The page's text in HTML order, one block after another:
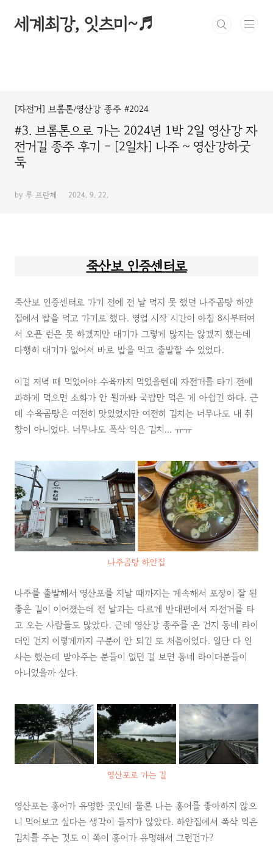
세계최강, 잇츠미~♬
[자전거] 브롬톤/영산강 종주 #2024
#3. 브롬톤으로 가는 2024년 1박 2일 영산강 자
전거길 종주 후기 - [2일차] 나주 ~ 영산강하굿
둑
by 루 프란체 2024. 9. 22.
죽산보 인증센터로
죽산보 인증센터로 가기 전에 전 날 먹지 못 했던 나주곰탕 하얀
집에서 밥을 먹고 가기로 했다. 영업 시작 시간이 아침 8시부터여
서 오픈 런은 못 하겠지만 대기가 그렇게 많지는 않겠지 했는데
다행히 대기가 없어서 바로 밥을 먹고 출발할 수 있었다.
이걸 저녁 때 먹었어야 수육까지 먹었을텐데 자전거를 타기 전에
과하게 먹으면 소화가 안 될까봐 국밥만 먹은 게 아쉽긴 하다. 근
데 수육곰탕은 여전히 맛있었지만 여전히 김치는 너무나도 내 취
향이 아니었다. 너무나도 폭삭 익은 김치... ㅠㅠ
나주곰탕 하얀집
나주를 출발해서 영산포를 지날 때까지는 계속해서 포장이 잘 된
좋은 길이 이어졌는데 전 날과는 다르게 반대편에서 자전거를 타
고 오는 사람들도 많았다. 근데 영산강 종주를 온 건지 동네 라이
더인 건지 이렇게까지 구분이 안 되긴 또 처음이었다. 일단 다 인
사는 했는데 받아주는 분들이 없던 걸 보면 동네 라이더분들이
아니었을까 싶다.
영산포로 가는 길
영산포는 홍어가 유명한 곳인데 물론 나는 홍어를 좋아하지 않으
니 먹어보고 싶다는 생각이 들지가 않았다. 하얀집에서 폭삭 익은
김치를 주는 것도 이 쪽이 홍어가 유명해서 그런건가?